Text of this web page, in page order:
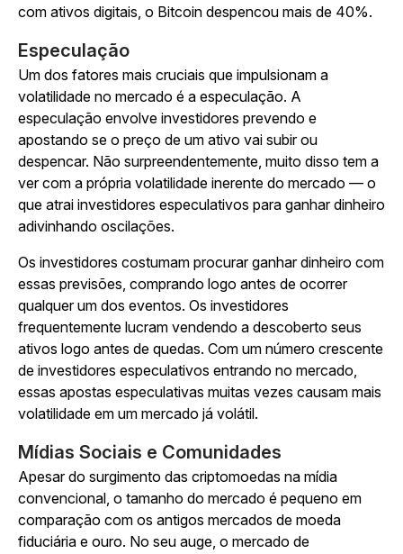
com ativos digitais, o Bitcoin despencou mais de 40%.
Especulação
Um dos fatores mais cruciais que impulsionam a
volatilidade no mercado é a especulação. A
especulação envolve investidores prevendo e
apostando se o preço de um ativo vai subir ou
despencar. Não surpreendentemente, muito disso tem a
ver com a própria volatilidade inerente do mercado — o
que atrai investidores especulativos para ganhar dinheiro
adivinhando oscilações.
Os investidores costumam procurar ganhar dinheiro com
essas previsões, comprando logo antes de ocorrer
qualquer um dos eventos. Os investidores
frequentemente lucram vendendo a descoberto seus
ativos logo antes de quedas. Com um número crescente
de investidores especulativos entrando no mercado,
essas apostas especulativas muitas vezes causam mais
volatilidade em um mercado já volátil.
Mídias Sociais e Comunidades
Apesar do surgimento das criptomoedas na mídia
convencional, o tamanho do mercado é pequeno em
comparação com os antigos mercados de moeda
fiduciária e ouro. No seu auge, o mercado de